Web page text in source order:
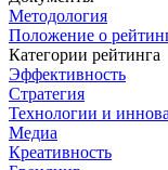
Методология
Положение о
Категории рейтинга
Эффективность
Стратегия
Технологии и
Медиа
Креативность